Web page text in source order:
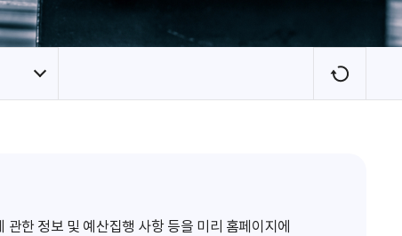
새
로
한 정보 및 예산집행 사항 등을 미리 홈페이지에